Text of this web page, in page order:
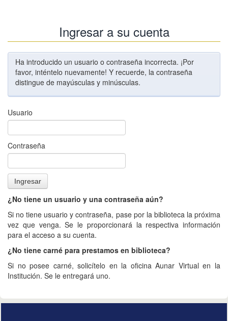
Ingresar a su cuenta
Ha introducido un usuario o contraseña incorrecta. ¡Por
favor, inténtelo nuevamente! Y recuerde, la contraseña
distingue de mayúsculas y minúsculas.
Usuario
Contraseña
¿No tiene un usuario y una contraseña aún?
Si no tiene usuario y contraseña, pase por la biblioteca la próxima
vez que venga. Se le proporcionará la respectiva información
para el acceso a su cuenta.
¿No tiene carné para prestamos en biblioteca?
Si no posee carné, solicítelo en la oficina Aunar Virtual en la
Institución. Se le entregará uno.